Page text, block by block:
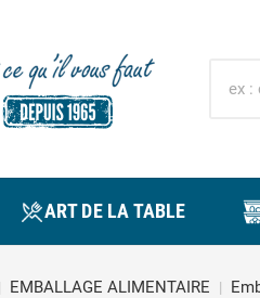
ART DE LA TABLE
EMBALLAGE ALIMENTAIRE